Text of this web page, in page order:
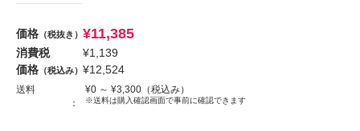
価格 （税抜き） ¥11,385
消費税 ¥1,139
価格 （税込み） ¥12,524
送料 ¥0 ～ ¥3,300 （税込み）
※送料は購入確認画面で事前に確認できます